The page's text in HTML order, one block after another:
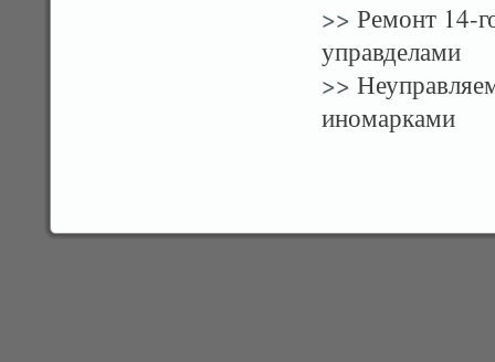
>> Ремонт 14-
управделами
>>
иномарками